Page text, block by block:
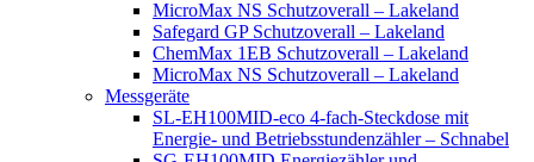
MicroMax NS Schutzoverall – Lakeland
Safegard GP Schutzoverall – Lakeland
ChemMax 1EB Schutzoverall – Lakeland
MicroMax NS Schutzoverall – Lakeland
Messgeräte
SL-EH100MID-eco 4-fach-Steckdose mit
Energie- und Betriebsstundenzähler – Schnabel